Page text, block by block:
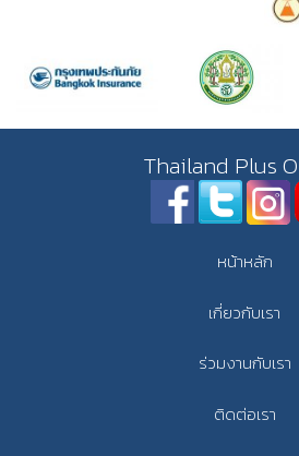
Thailand Plus
หน้าหลัก
เกี่ยวกับเรา
ร่วมงานกับเรา
ติดต่อเรา